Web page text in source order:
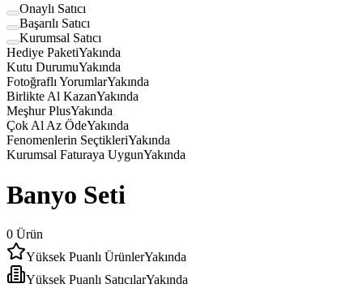
Onaylı Satıcı
Başarılı Satıcı
Kurumsal Satıcı
Hediye PaketiYakında
Kutu DurumuYakında
Fotoğraflı YorumlarYakında
Birlikte Al KazanYakında
Meşhur PlusYakında
Çok Al Az ÖdeYakında
Fenomenlerin SeçtikleriYakında
Kurumsal Faturaya UygunYakında
Banyo Seti
0 Ürün
Yüksek Puanlı ÜrünlerYakında
Yüksek Puanlı SatıcılarYakında